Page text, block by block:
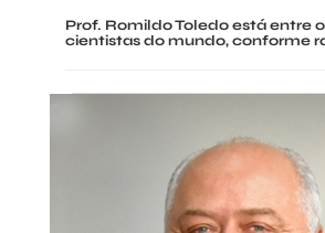
Prof. Romildo Toledo está entre
cientistas do mundo, conforme